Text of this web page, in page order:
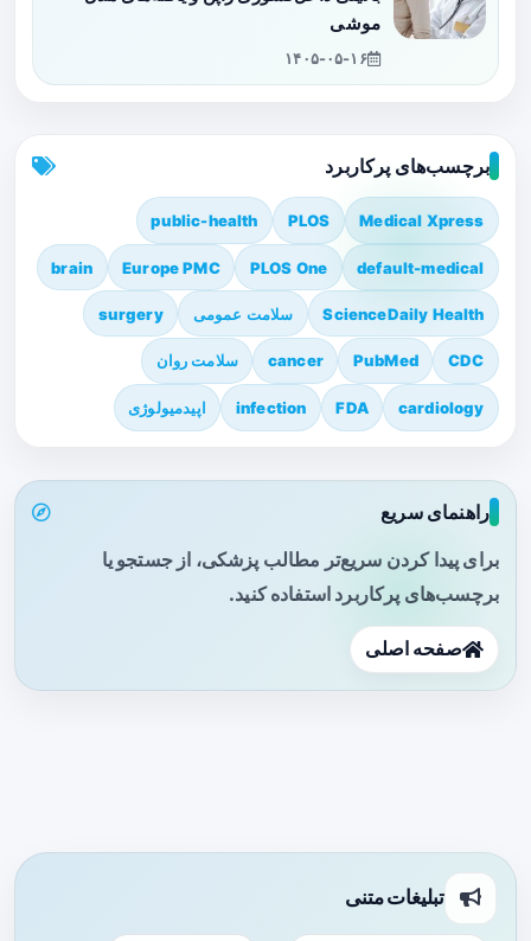
موشی
۱۴۰۵-۰۵-۱۶
برچسب‌های پرکاربرد
Medical Xpress
PLOS
public-health
default-medical
PLOS One
Europe PMC
brain
ScienceDaily Health سلامت عمومی surgery
CDC
PubMed
cancer سلامت روان
cardiology
FDA
infection اپیدمیولوژی
راهنمای سریع
برای پیدا کردن سریع‌تر مطالب پزشکی، از جستجو یا
برچسب‌های پرکاربرد استفاده کنید.
صفحه اصلی
تبلیغات متنی